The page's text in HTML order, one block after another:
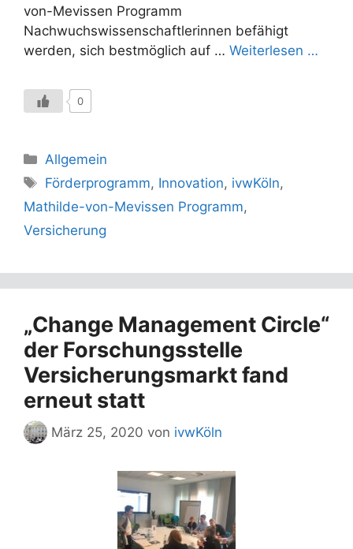
von-Mevissen Programm
Nachwuchswissenschaftlerinnen befähigt
werden, sich bestmöglich auf … Weiterlesen …
0
Kategorien
Allgemein
Schlagwörter
Förderprogramm, Innovation, ivwKöln,
Mathilde-von-Mevissen Programm,
Versicherung
„Change Management Circle“
der Forschungsstelle
Versicherungsmarkt fand
erneut statt
März 25, 2020 von ivwKöln